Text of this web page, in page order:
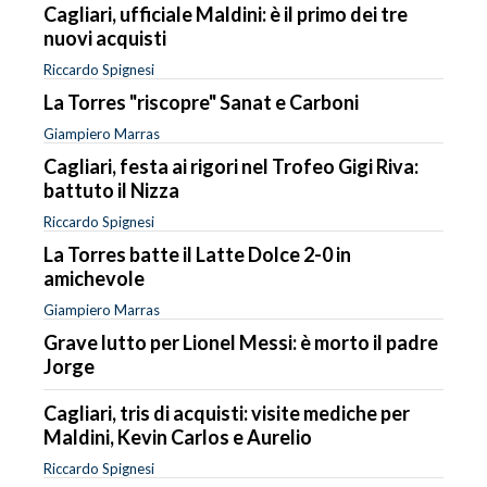
Cagliari, ufficiale Maldini: è il primo dei tre
nuovi acquisti
Riccardo Spignesi
La Torres "riscopre" Sanat e Carboni
Giampiero Marras
Cagliari, festa ai rigori nel Trofeo Gigi Riva:
battuto il Nizza
Riccardo Spignesi
La Torres batte il Latte Dolce 2-0 in
amichevole
Giampiero Marras
Grave lutto per Lionel Messi: è morto il padre
Jorge
Cagliari, tris di acquisti: visite mediche per
Maldini, Kevin Carlos e Aurelio
Riccardo Spignesi